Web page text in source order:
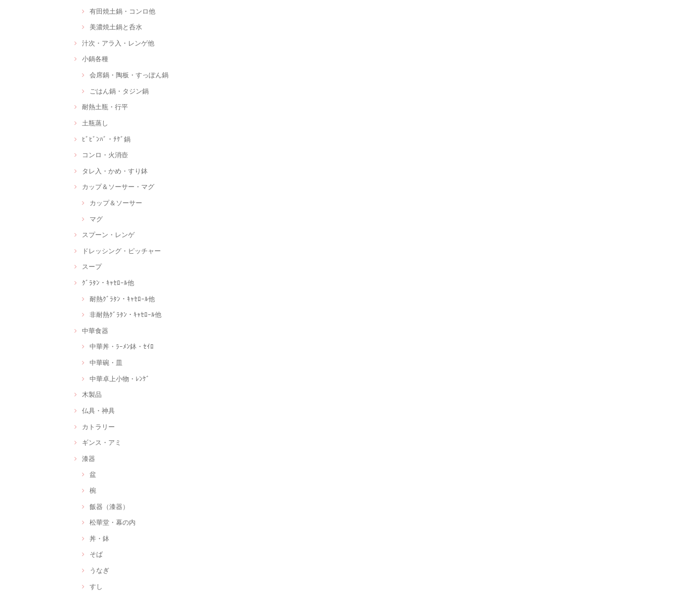
有田焼土鍋・コンロ他
美濃焼土鍋と呑水
汁次・アラ入・レンゲ他
小鍋各種
会席鍋・陶板・すっぽん鍋
ごはん鍋・タジン鍋
耐熱土瓶・行平
土瓶蒸し
ﾋﾞﾋﾞﾝﾊﾞ・ﾁｹﾞ鍋
コンロ・火消壺
タレ入・かめ・すり鉢
カップ＆ソーサー・マグ
カップ＆ソーサー
マグ
スプーン・レンゲ
ドレッシング・ピッチャー
スープ
ｸﾞﾗﾀﾝ・ｷｬｾﾛｰﾙ他
耐熱ｸﾞﾗﾀﾝ・ｷｬｾﾛｰﾙ他
非耐熱ｸﾞﾗﾀﾝ・ｷｬｾﾛｰﾙ他
中華食器
中華丼・ﾗｰﾒﾝ鉢・ｾｲﾛ
中華碗・皿
中華卓上小物・ﾚﾝｹﾞ
木製品
仏具・神具
カトラリー
ギンス・アミ
漆器
盆
椀
飯器（漆器）
松華堂・幕の内
丼・鉢
そば
うなぎ
すし